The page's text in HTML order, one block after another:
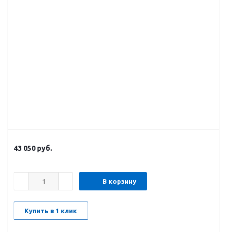
43 050 руб.
В корзину
Купить в 1 клик